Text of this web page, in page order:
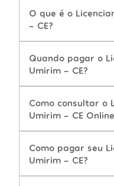
O que é o
- CE?
Quando pagar o
Umirim - CE?
Como consultar o
Umirim - CE
Como pagar seu
Umirim - CE?